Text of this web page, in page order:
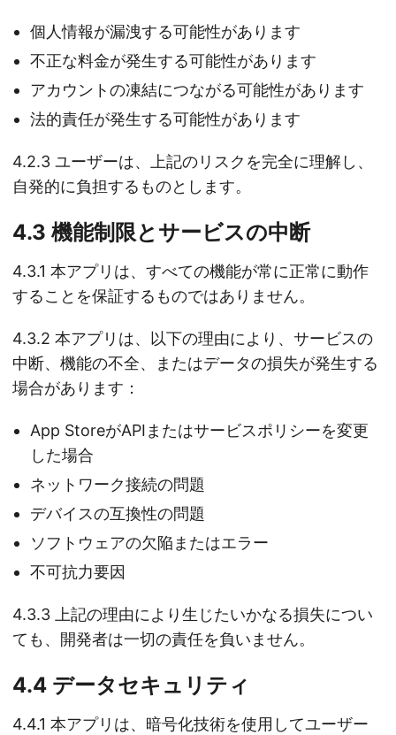
個人情報が漏洩する可能性があります
不正な料金が発生する可能性があります
アカウントの凍結につながる可能性があります
法的責任が発生する可能性があります
4.2.3 ユーザーは、上記のリスクを完全に理解し、
自発的に負担するものとします。
4.3 機能制限とサービスの中断
4.3.1 本アプリは、すべての機能が常に正常に動作
することを保証するものではありません。
4.3.2 本アプリは、以下の理由により、サービスの
中断、機能の不全、またはデータの損失が発生する
場合があります：
App StoreがAPIまたはサービスポリシーを変更
した場合
ネットワーク接続の問題
デバイスの互換性の問題
ソフトウェアの欠陥またはエラー
不可抗力要因
4.3.3 上記の理由により生じたいかなる損失につい
ても、開発者は一切の責任を負いません。
4.4 データセキュリティ
4.4.1 本アプリは、暗号化技術を使用してユーザー